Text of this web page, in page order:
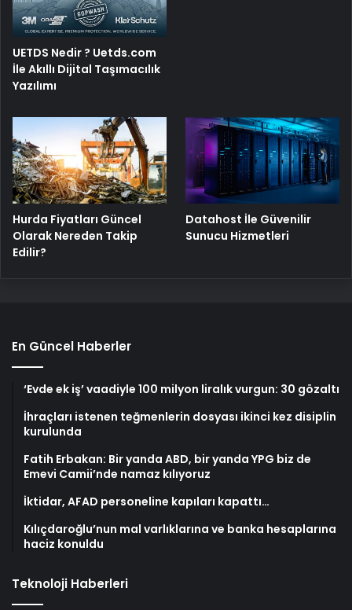
UETDS Nedir ? Uetds.com
İle Akıllı Dijital Taşımacılık
Yazılımı
Hurda Fiyatları Güncel
Olarak Nereden Takip
Edilir?
Datahost İle Güvenilir
Sunucu Hizmetleri
En Güncel Haberler
‘Evde ek iş’ vaadiyle 100 milyon liralık vurgun: 30 gözaltı
İhraçları istenen teğmenlerin dosyası ikinci kez disiplin
kurulunda
Fatih Erbakan: Bir yanda ABD, bir yanda YPG biz de
Emevi Camii’nde namaz kılıyoruz
İktidar, AFAD personeline kapıları kapattı…
Kılıçdaroğlu’nun mal varlıklarına ve banka hesaplarına
haciz konuldu
Teknoloji Haberleri